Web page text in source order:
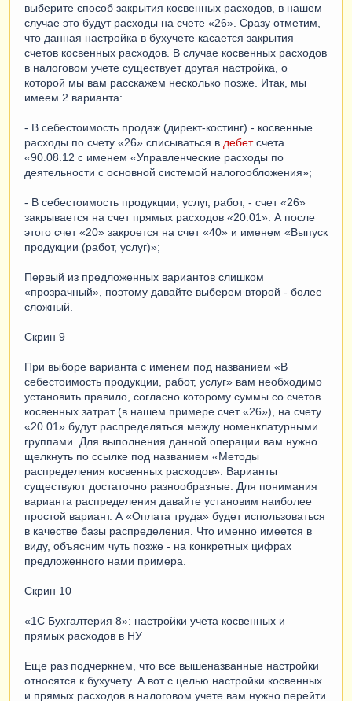
выберите способ закрытия косвенных расходов, в нашем
случае это будут расходы на счете «26». Сразу отметим,
что данная настройка в бухучете касается закрытия
счетов косвенных расходов. В случае косвенных расходов
в налоговом учете существует другая настройка, о
которой мы вам расскажем несколько позже. Итак, мы
имеем 2 варианта:
- В себестоимость продаж (директ-костинг) - косвенные
расходы по счету «26» списываться в дебетсчета
«90.08.12 с именем «Управленческие расходы по
деятельности с основной системой налогообложения»;
- В себестоимость продукции, услуг, работ, - счет «26»
закрывается на счет прямых расходов «20.01». А после
этого счет «20» закроется на счет «40» и именем «Выпуск
продукции (работ, услуг)»;
Первый из предложенных вариантов слишком
«прозрачный», поэтому давайте выберем второй - более
сложный.
Скрин 9
При выборе варианта с именем под названием «В
себестоимость продукции, работ, услуг» вам необходимо
установить правило, согласно которому суммы со счетов
косвенных затрат (в нашем примере счет «26»), на счету
«20.01» будут распределяться между номенклатурными
группами. Для выполнения данной операции вам нужно
щелкнуть по ссылке под названием «Методы
распределения косвенных расходов». Варианты
существуют достаточно разнообразные. Для понимания
варианта распределения давайте установим наиболее
простой вариант. А «Оплата труда» будет использоваться
в качестве базы распределения. Что именно имеется в
виду, объясним чуть позже - на конкретных цифрах
предложенного нами примера.
Скрин 10
«1С Бухгалтерия 8»: настройки учета косвенных и
прямых расходов в НУ
Еще раз подчеркнем, что все вышеназванные настройки
относятся к бухучету. А вот с целью настройки косвенных
и прямых расходов в налоговом учете вам нужно перейти